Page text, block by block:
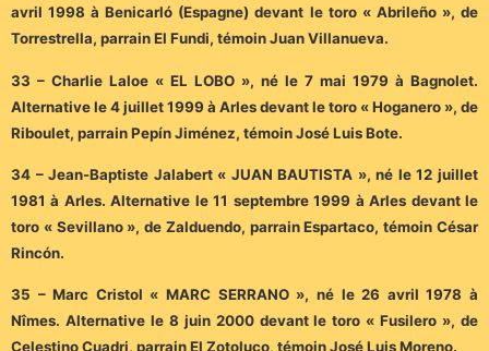
avril 1998 à Benicarló (Espagne) devant le toro « Abrileño », de
Torrestrella, parrain El Fundi, témoin Juan Villanueva.
33 – Charlie Laloe « EL LOBO », né le 7 mai 1979 à Bagnolet.
Alternative le 4 juillet 1999 à Arles devant le toro « Hoganero », de
Riboulet, parrain Pepín Jiménez, témoin José Luis Bote.
34 – Jean-Baptiste Jalabert « JUAN BAUTISTA », né le 12 juillet
1981 à Arles. Alternative le 11 septembre 1999 à Arles devant le
toro « Sevillano », de Zalduendo, parrain Espartaco, témoin César
Rincón.
35 – Marc Cristol « MARC SERRANO », né le 26 avril 1978 à
Nîmes. Alternative le 8 juin 2000 devant le toro « Fusilero », de
Celestino Cuadri, parrain El Zotoluco, témoin José Luis Moreno.